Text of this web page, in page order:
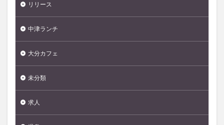
リリース
中津ランチ
大分カフェ
未分類
求人